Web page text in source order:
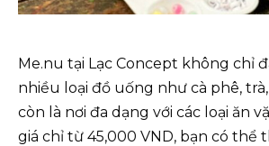
Me.nu tại Lạc Concept không chỉ
nhiều loại đồ uống như cà phê, trà,
còn là nơi đa dạng với các loại ăn
giá chỉ từ 45,000 VND, bạn có thể